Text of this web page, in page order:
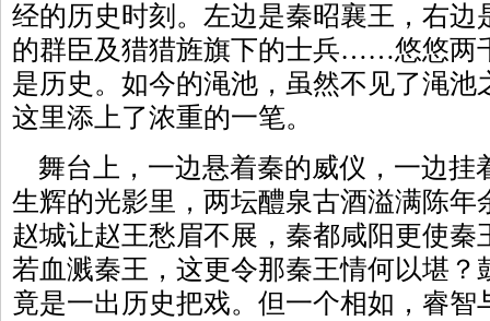
经的历史时刻。左边是秦昭襄王，右边
的群臣及猎猎旌旗下的士兵……悠悠两
是历史。如今的渑池，虽然不见了渑池
这里添上了浓重的一笔。
舞台上，一边悬着秦的威仪，一边挂
生辉的光影里，两坛醴泉古酒溢满陈年
赵城让赵王愁眉不展，秦都咸阳更使秦
若血溅秦王，这更令那秦王情何以堪？
竟是一出历史把戏。但一个相如，睿智